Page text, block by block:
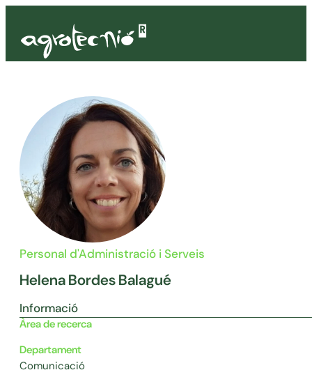
Personal d'Administració i Serveis
Helena Bordes Balagué
Informació
Àrea de recerca
Departament
Comunicació